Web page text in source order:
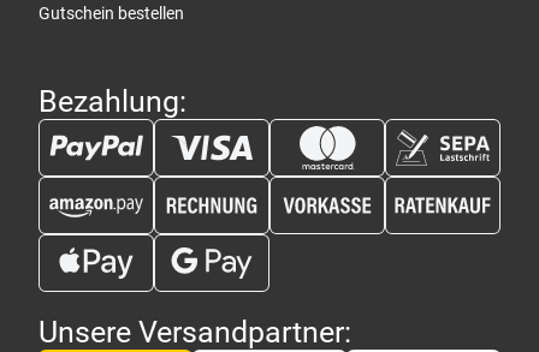
Gutschein bestellen
Bezahlung:
Unsere Versandpartner: